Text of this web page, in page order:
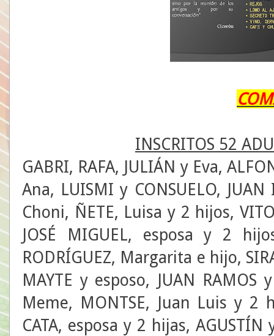
INSCRITOS 52
GABRI, RAFA, JULIÁN y Eva,
Ana, LUISMI y CONSUELO,
Choni, ÑETE, Luisa y 2 hijos,
JOSÉ MIGUEL, esposa y 2
RODRÍGUEZ, Margarita e hijo,
MAYTE y esposo, JUAN
Meme, MONTSE, Juan Luis y 2
CATA, esposa y 2 hijas,